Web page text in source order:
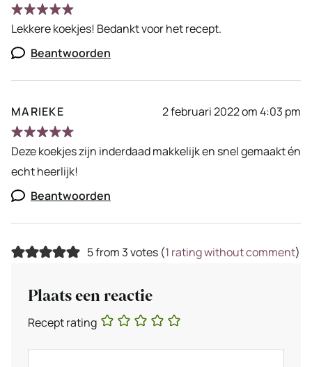
Lekkere koekjes! Bedankt voor het recept.
Beantwoorden
MARIEKE 2 februari 2022 om 4:03 pm
Deze koekjes zijn inderdaad makkelijk en snel gemaakt én
echt heerlijk!
Beantwoorden
5 from 3 votes (1 rating without comment)
Plaats een reactie
Recept rating